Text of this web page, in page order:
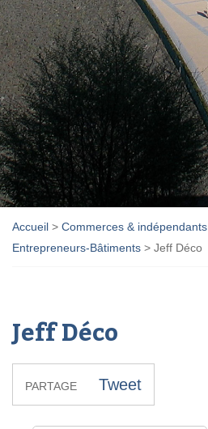
Accueil > Commerces & indépendants
Entrepreneurs-Bâtiments > Jeff Déco
Jeff Déco
PARTAGE Tweet